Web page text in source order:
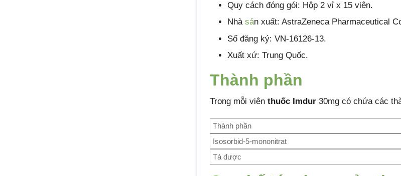
Quy cách đóng gói: Hộp 2 vỉ x 15 viên.
Nhà sản xuất: AstraZeneca Pharmaceutical
Số đăng ký: VN-16126-13.
Xuất xứ: Trung Quốc.
Thành phần
Trong mỗi viên thuốc Imdur 30mg có chứa các
Thành phần
Isosorbid-5-mononitrat
Tá dược